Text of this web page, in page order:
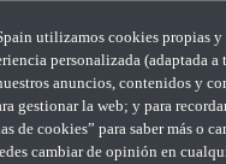
utilizamos cookies propias y
personalizada (adaptada a
anuncios, contenidos y
gestionar la web; y para
de cookies” para saber más o
cambiar de opinión en